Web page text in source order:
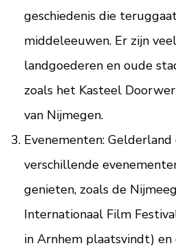
geschiedenis die
middeleeuwen. Er zijn
landgoederen en oude
zoals het Kasteel
van Nijmegen.
Evenementen:
verschillende
genieten, zoals de
Internationaal Film
in Arnhem plaatsvindt) en